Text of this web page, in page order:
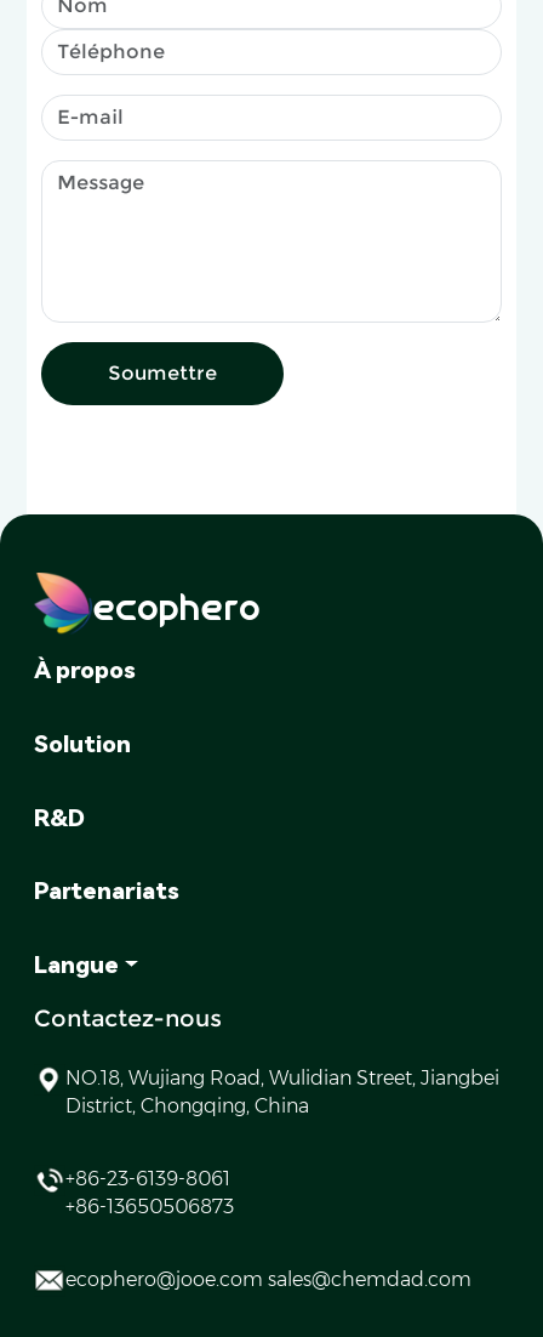
Soumettre
ecophero
À propos
Solution
R&D
Partenariats
Langue
Contactez-nous
NO.18, Wujiang Road, Wulidian Street, Jiangbei
District, Chongqing, China
+86-23-6139-8061
+86-13650506873
ecophero@jooe.com sales@chemdad.com